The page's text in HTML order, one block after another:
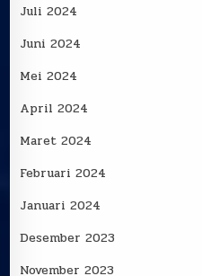
Juli 2024
Juni 2024
Mei 2024
April 2024
Maret 2024
Februari 2024
Januari 2024
Desember 2023
November 2023